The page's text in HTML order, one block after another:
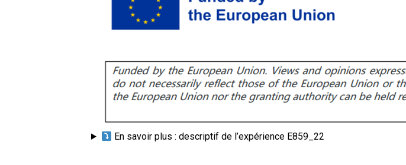
En savoir plus : descriptif de l’expérience E859_22